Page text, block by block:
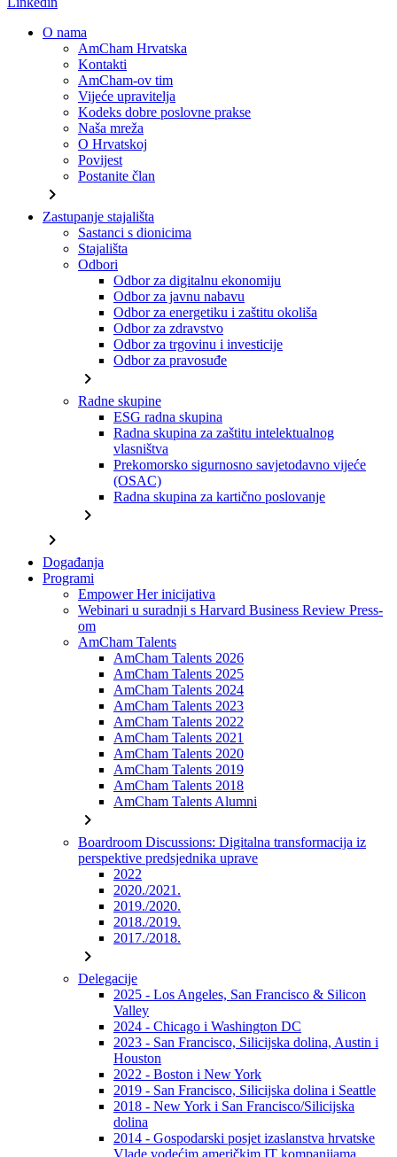
O nama
AmCham Hrvatska
Kontakti
AmCham-ov tim
Vijeće upravitelja
Kodeks dobre poslovne prakse
Naša mreža
O Hrvatskoj
Povijest
Postanite član
chevron_right
Zastupanje stajališta
Sastanci s dionicima
Stajališta
Odbori
Odbor za digitalnu ekonomiju
Odbor za javnu nabavu
Odbor za energetiku i zaštitu okoliša
Odbor za zdravstvo
Odbor za trgovinu i investicije
Odbor za pravosuđe
chevron_right
Radne skupine
ESG radna skupina
Radna skupina za zaštitu intelektualnog
vlasništva
Prekomorsko sigurnosno savjetodavno vijeće
(OSAC)
Radna skupina za kartično poslovanje
chevron_right
chevron_right
Događanja
Programi
Empower Her inicijativa
Webinari u suradnji s Harvard Business Review Press-
om
AmCham Talents
AmCham Talents 2026
AmCham Talents 2025
AmCham Talents 2024
AmCham Talents 2023
AmCham Talents 2022
AmCham Talents 2021
AmCham Talents 2020
AmCham Talents 2019
AmCham Talents 2018
AmCham Talents Alumni
chevron_right
Boardroom Discussions: Digitalna transformacija iz
perspektive predsjednika uprave
2022
2020./2021.
2019./2020.
2018./2019.
2017./2018.
chevron_right
Delegacije
2025 - Los Angeles, San Francisco & Silicon
Valley
2024 - Chicago i Washington DC
2023 - San Francisco, Silicijska dolina, Austin i
Houston
2022 - Boston i New York
2019 - San Francisco, Silicijska dolina i Seattle
2018 - New York i San Francisco/Silicijska
dolina
2014 - Gospodarski posjet izaslanstva hrvatske
Vlade vodećim američkim IT kompanijama